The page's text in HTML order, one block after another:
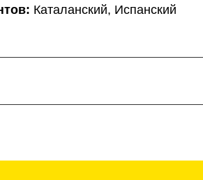
Каталанский, Испанский